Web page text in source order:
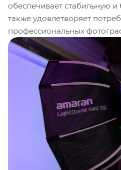
обеспечивает стабильную и
также удовлетворяет
профессиональных